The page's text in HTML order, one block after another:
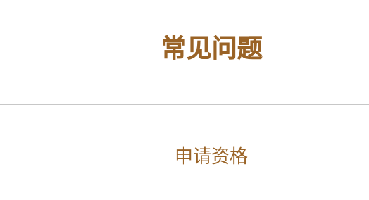
常见问题
申请资格